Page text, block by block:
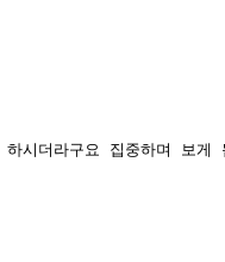
시더라구요 집중하며 보게